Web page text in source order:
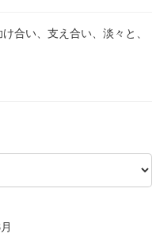
合い、支え合い、淡々と、